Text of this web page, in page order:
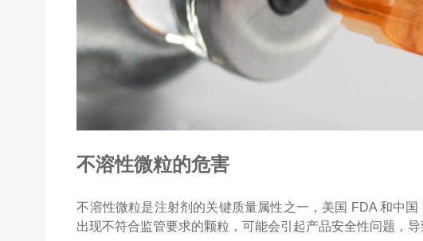
不溶性微粒的危害
不溶性微粒是注射剂的关键质量属性之一，美国 FDA 和中
出现不符合监管要求的颗粒，可能会引起产品安全性问题，导